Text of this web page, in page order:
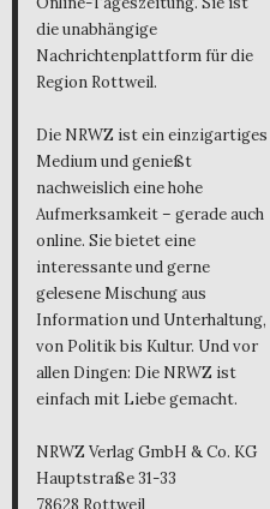
die unabhängige
Nachrichtenplattform für die
Region Rottweil.
Die NRWZ ist ein einzigartiges
Medium und genießt
nachweislich eine hohe
Aufmerksamkeit – gerade auch
online. Sie bietet eine
interessante und gerne
gelesene Mischung aus
Information und Unterhaltung,
von Politik bis Kultur. Und vor
allen Dingen: Die NRWZ ist
einfach mit Liebe gemacht.
NRWZ Verlag GmbH & Co. KG
Hauptstraße 31-33
78628 Rottweil